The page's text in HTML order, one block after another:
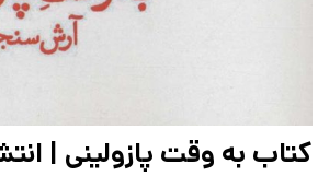
کتاب به وقت پازولینی |